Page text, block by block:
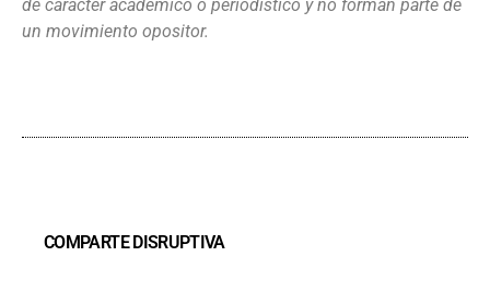
de carácter académico o periodístico y no forman parte de
un movimiento opositor.
COMPARTE DISRUPTIVA